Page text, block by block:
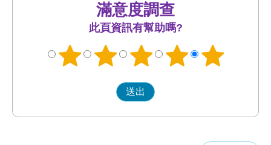
滿意度調查
此頁資訊有幫助嗎?